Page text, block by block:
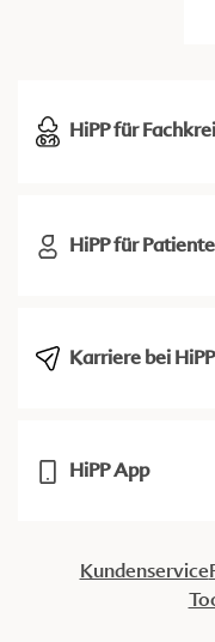
HiPP für
HiPP für
Karriere bei HiPP
HiPP App
Kundenservice